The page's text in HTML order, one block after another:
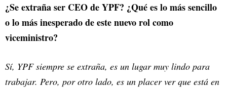
¿Se extraña ser CEO de YPF? ¿Qué es lo más sencillo
o lo más inesperado de este nuevo rol como
viceministro?
Sí, YPF siempre se extraña, es un lugar muy lindo para
trabajar. Pero, por otro lado, es un placer ver que está en